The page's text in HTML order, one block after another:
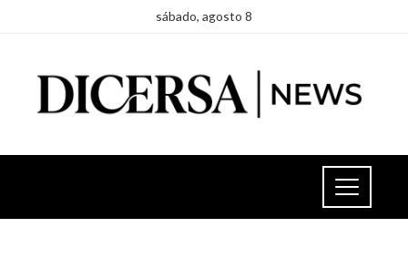
sábado, agosto 8